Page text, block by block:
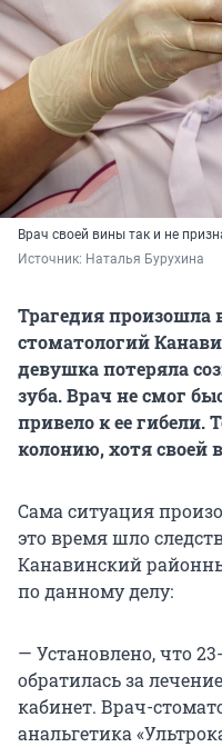
Врач своей вины так и не
Источник: Наталья Бурухина
Трагедия произошла
стоматологий
девушка потеряла
зуба. Врач не смог
привело к ее гибели.
колонию, хотя своей
Сама ситуация
это время шло
Канавинский
по данному делу:
— Установлено, что
обратилась за
кабинет. Врач-
анальгетика